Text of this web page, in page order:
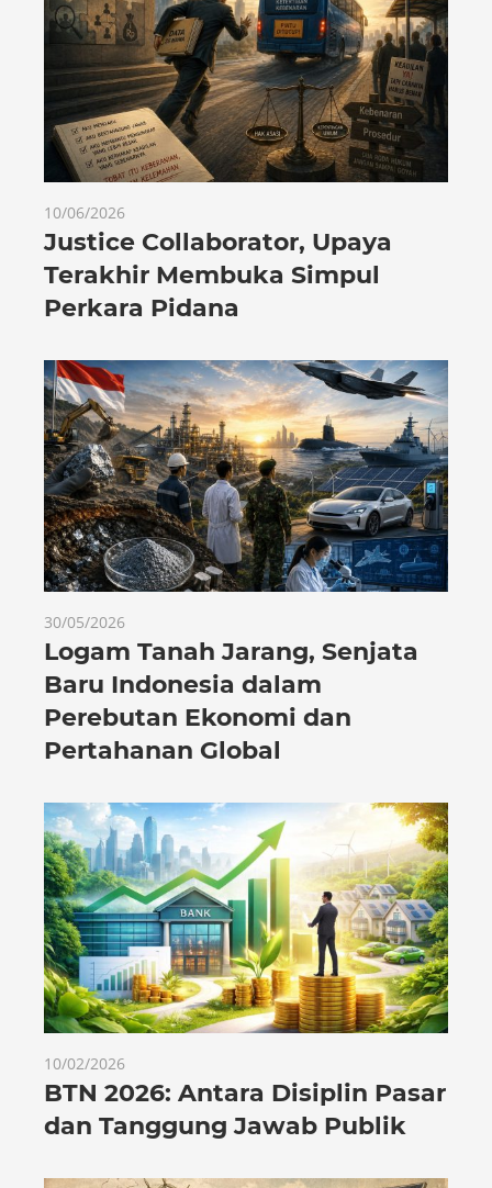
10/06/2026
Justice Collaborator, Upaya
Terakhir Membuka Simpul
Perkara Pidana
30/05/2026
Logam Tanah Jarang, Senjata
Baru Indonesia dalam
Perebutan Ekonomi dan
Pertahanan Global
10/02/2026
BTN 2026: Antara Disiplin Pasar
dan Tanggung Jawab Publik